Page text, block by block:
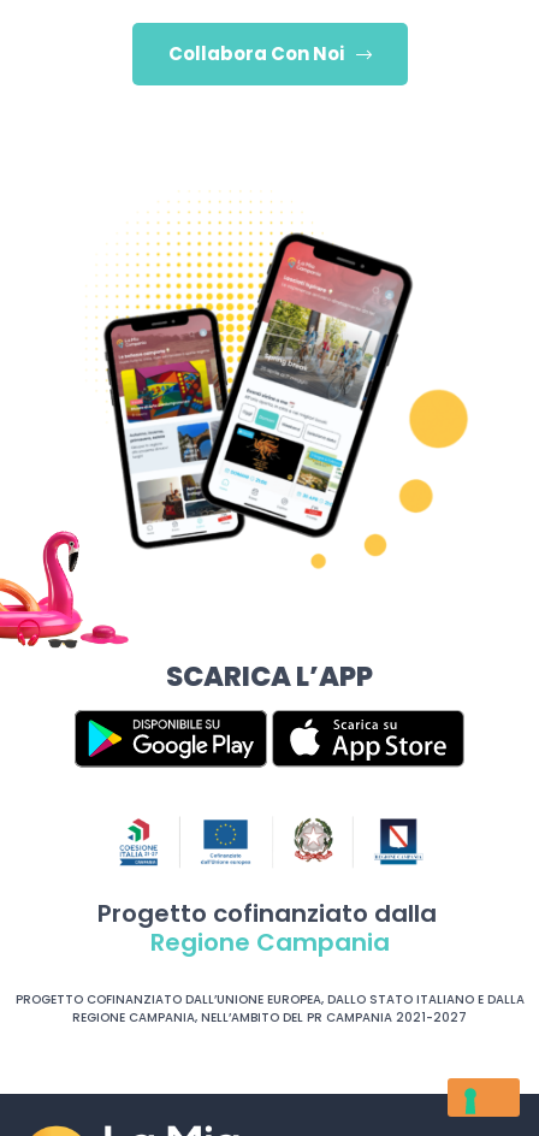
Collabora Con Noi
SCARICA L’APP
Progetto cofinanziato dalla
Regione Campania
PROGETTO COFINANZIATO DALL’UNIONE EUROPEA, DALLO STATO ITALIANO E DALLA
REGIONE CAMPANIA, NELL’AMBITO DEL PR CAMPANIA 2021-2027